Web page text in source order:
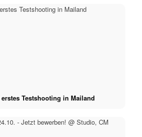
Testshooting in Mailand